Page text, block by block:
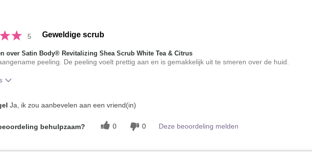
5 Geweldige scrub
over Satin Body® Revitalizing Shea Scrub White Tea & Citrus
peeling. De peeling voelt prettig aan en is gemakkelijk uit te smeren over de huid.
de huid prettig
Ja, ik zou aanbevelen aan een vriend(in)
behulpzaam? 0 0 Deze beoordeling melden